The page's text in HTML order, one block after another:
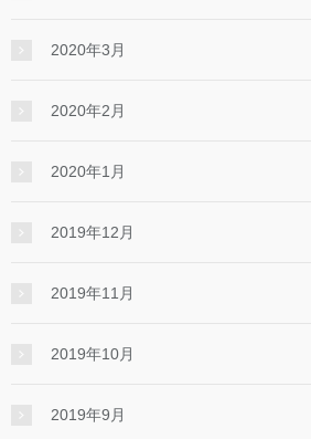
2020年3月
2020年2月
2020年1月
2019年12月
2019年11月
2019年10月
2019年9月